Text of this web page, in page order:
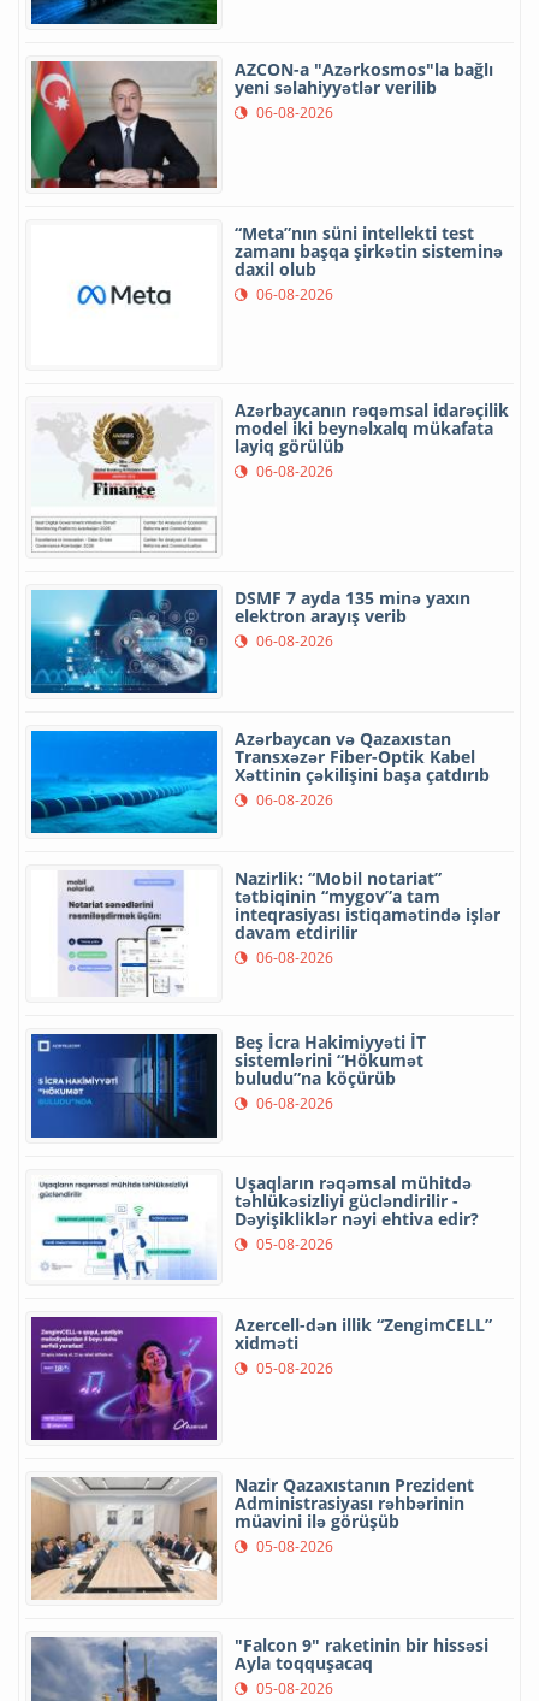
AZCON-a "Azərkosmos"la bağlı
yeni səlahiyyətlər verilib
06-08-2026
“Meta”nın süni intellekti test
zamanı başqa şirkətin sisteminə
daxil olub
06-08-2026
Azərbaycanın rəqəmsal idarəçilik
model iki beynəlxalq mükafata
layiq görülüb
06-08-2026
DSMF 7 ayda 135 minə yaxın
elektron arayış verib
06-08-2026
Azərbaycan və Qazaxıstan
Transxəzər Fiber-Optik Kabel
Xəttinin çəkilişini başa çatdırıb
06-08-2026
Nazirlik: “Mobil notariat”
tətbiqinin “mygov”a tam
inteqrasiyası istiqamətində işlər
davam etdirilir
06-08-2026
Beş İcra Hakimiyyəti İT
sistemlərini “Hökumət
buludu”na köçürüb
06-08-2026
Uşaqların rəqəmsal mühitdə
təhlükəsizliyi gücləndirilir -
Dəyişikliklər nəyi ehtiva edir?
05-08-2026
Azercell-dən illik “ZengimCELL”
xidməti
05-08-2026
Nazir Qazaxıstanın Prezident
Administrasiyası rəhbərinin
müavini ilə görüşüb
05-08-2026
"Falcon 9" raketinin bir hissəsi
Ayla toqquşacaq
05-08-2026